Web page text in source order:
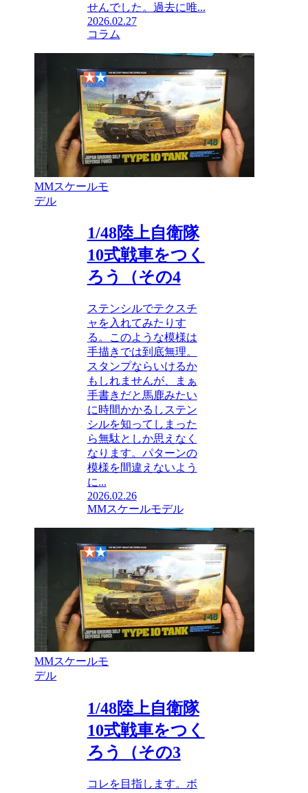
せんでした。過去に唯...
2026.02.27
コラム
MMスケールモ
デル
1/48陸上自衛隊
10式戦車をつく
ろう（その4
ステンシルでテクスチ
ャを入れてみたりす
る。このような模様は
手描きでは到底無理。
スタンプならいけるか
もしれませんが、まぁ
手書きだと馬鹿みたい
に時間かかるしステン
シルを知ってしまった
ら無駄としか思えなく
なります。パターンの
模様を間違えないよう
に...
2026.02.26
MMスケールモデル
MMスケールモ
デル
1/48陸上自衛隊
10式戦車をつく
ろう（その3
コレを目指します。ボ